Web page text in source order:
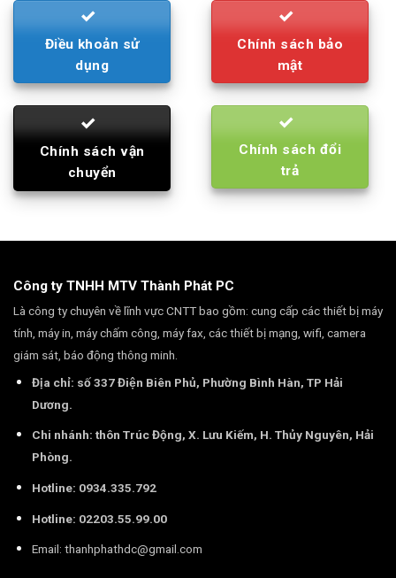
Điều khoản sử
dụng
Chính sách bảo
mật
Chính sách vận
chuyển
Chính sách đổi
trả
Công ty TNHH MTV Thành Phát PC
Là công ty chuyên về lĩnh vực CNTT bao gồm: cung cấp các thiết bị máy
tính, máy in, máy chấm công, máy fax, các thiết bị mạng, wifi, camera
giám sát, báo động thông minh.
Địa chỉ: số 337 Điện Biên Phủ, Phường Bình Hàn, TP Hải
Dương.
Chi nhánh: thôn Trúc Động, X. Lưu Kiếm, H. Thủy Nguyên, Hải
Phòng.
Hotline: 0934.335.792
Hotline: 02203.55.99.00
Email: thanhphathdc@gmail.com